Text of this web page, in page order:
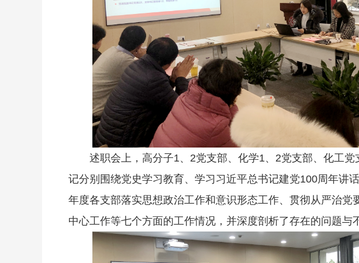
述职会上，高分子1、2党支部、化学1、2党支部、化工
记分别围绕党史学习教育、学习习近平总书记建党100周年讲
年度各支部落实思想政治工作和意识形态工作、贯彻从严治
中心工作等七个方面的工作情况，并深度剖析了存在的问题与